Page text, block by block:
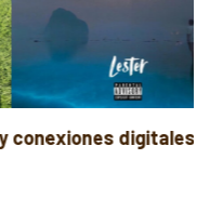
digitales